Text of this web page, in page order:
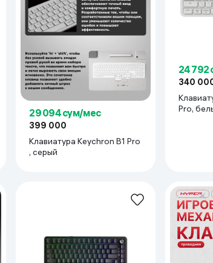
29 094 сум/мес
399 000
Клавиатура Keychron B1 Pro
, серый
24 792
340
Pro,